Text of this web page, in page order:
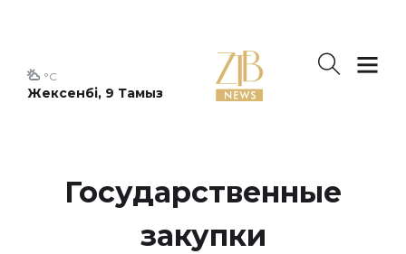
Жексенбі, 9 Тамыз
°C
Государственные
закупки